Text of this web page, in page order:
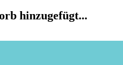
hinzugefügt...